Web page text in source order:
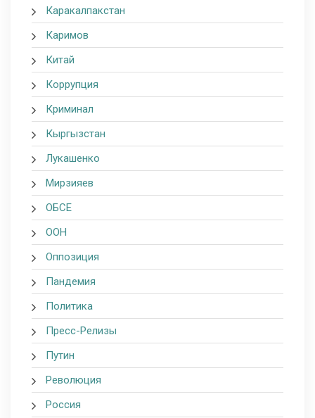
Каракалпакстан
Каримов
Китай
Коррупция
Криминал
Кыргызстан
Лукашенко
Мирзияев
ОБСЕ
ООН
Оппозиция
Пандемия
Политика
Пресс-Релизы
Путин
Революция
Россия